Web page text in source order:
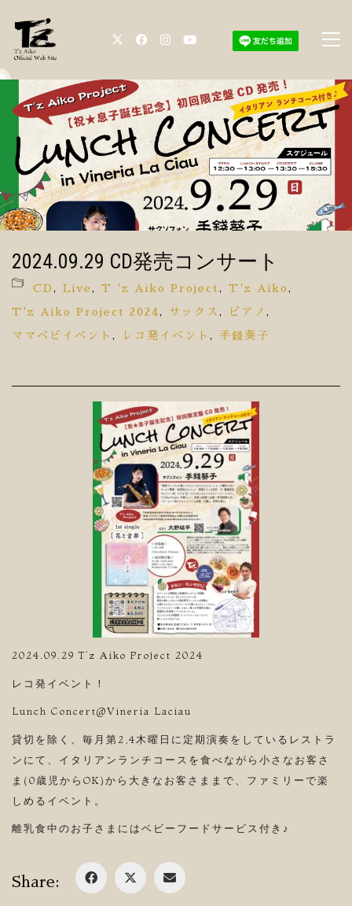
2024.09.29 CD発売コンサート
CD , Live , T 'z Aiko Project , T'z Aiko ,
T'z Aiko Project 2024, サックス , ピアノ ,
ママベビイベント , レコ発イベント , 手錢葵子
2024.09.29 T’z Aiko Project 2024
レコ発イベント！
Lunch Concert@Vineria Laciau
貸切を除く、毎月第2,4木曜日に定期演奏をしているレストラ
ンにて、イタリアンランチコースを食べながら小さなお客さ
ま(0歳児からOK)から大きなお客さままで、ファミリーで楽
しめるイベント。
離乳食中のお子さまにはベビーフードサービス付き♪
Share: